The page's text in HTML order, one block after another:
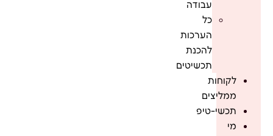
עבודה
כל
הערכות
להכנת
תכשיטים
לקוחות
ממליצים
תכשי-טיפ
מי